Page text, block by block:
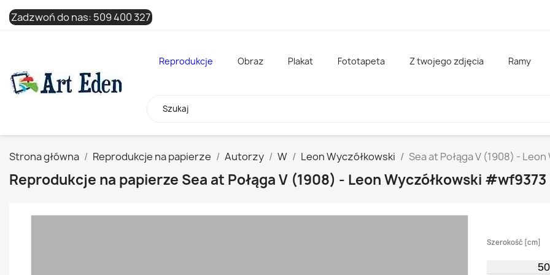
Zadzwoń do nas: 509 400 327
Reprodukcje Obraz Plakat Fototapeta Z twojego zdjęcia Ramy
Strona główna Reprodukcje na papierze Autorzy W Leon Wyczółkowski Sea at Połąga V (1908) -
Reprodukcje na papierze Sea at Połąga V (1908) - Leon Wyczółkowski #wf9373
Szerokość [cm]